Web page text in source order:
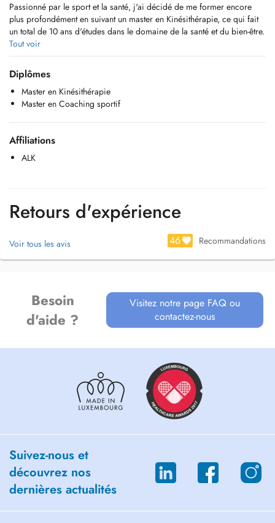
Passionné par le sport et la santé, j'ai décidé de me former encore
plus profondément en suivant un master en Kinésithérapie, ce qui fait
un total de 10 ans d'études dans le domaine de la santé et du bien-être.
Grâce à mes connaissances en kinésithérapie, je peux vous
accompagner dans votre rééducation en toute sécurité et avec une
approche préventive pour éviter les blessures et optimiser les résultats.
Aujourd'hui, je propose des coachings sportifs individualisés, pensés
performance, ou de bien-être général.
Chaque traitement est adapté à vos capacités, vos envies et vos
Tout voir
Diplômes
Master en Kinésithérapie
Master en Coaching sportif
Affiliations
ALK
Retours d'expérience
Voir tous les avis 46 Recommandations
Besoin
d'aide ?
Visitez notre page FAQ ou
contactez-nous
Suivez-nous et
découvrez nos
dernières actualités